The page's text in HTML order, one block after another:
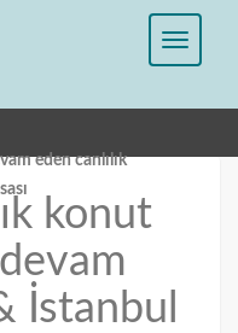
eden canlılık
konut
İstanbul